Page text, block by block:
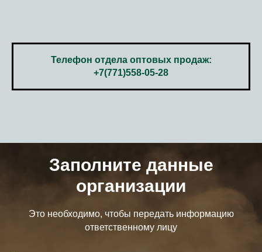
Телефон отдела оптовых продаж:
+7(771)558-05-28
Заполните данные
организации
Это необходимо, чтобы передать информацию
ответственному лицу